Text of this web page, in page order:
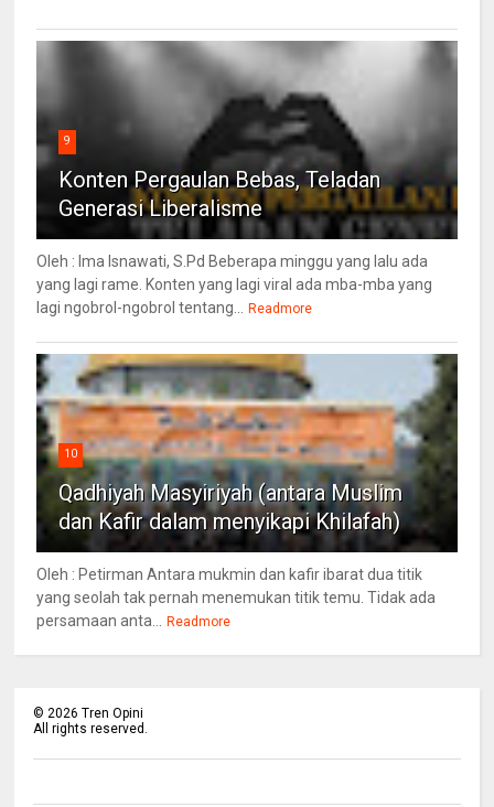
9
Konten Pergaulan Bebas, Teladan
Generasi Liberalisme
Oleh : Ima Isnawati, S.Pd Beberapa minggu yang lalu ada
yang lagi rame. Konten yang lagi viral ada mba-mba yang
lagi ngobrol-ngobrol tentang...
Readmore
10
Qadhiyah Masyiriyah (antara Muslim
dan Kafir dalam menyikapi Khilafah)
Oleh : Petirman Antara mukmin dan kafir ibarat dua titik
yang seolah tak pernah menemukan titik temu. Tidak ada
persamaan anta...
Readmore
©2026 Tren Opini
All rights reserved.